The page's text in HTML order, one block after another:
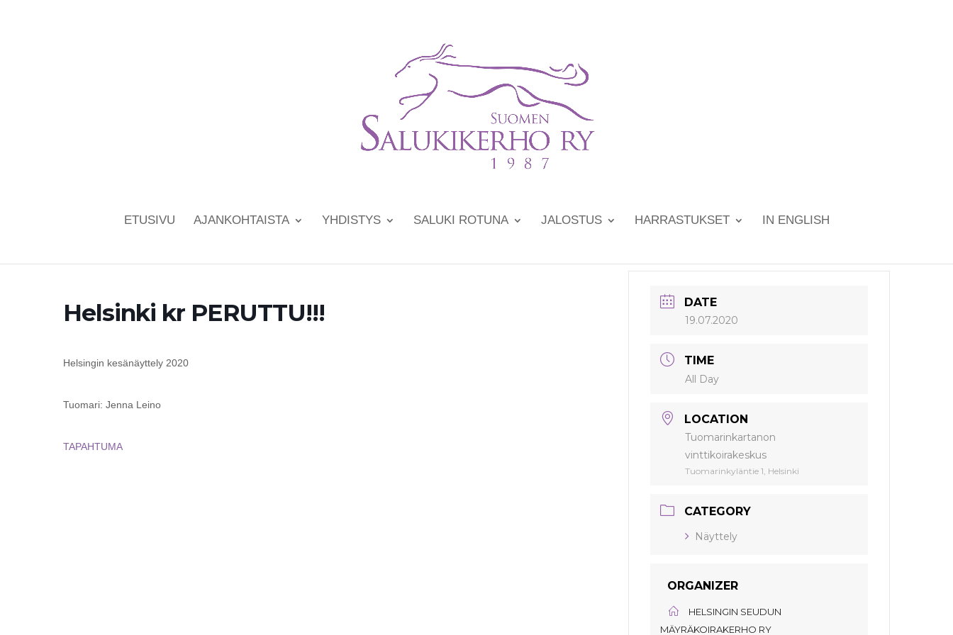
ETUSIVU AJANKOHTAISTA YHDISTYS SALUKI ROTUNA JALOSTUS HARRASTUKSET IN ENGLISH
Helsinki kr PERUTTU!!!
Helsingin kesänäyttely 2020
Tuomari: Jenna Leino
TAPAHTUMA
DATE
19.07.2020
TIME
All Day
LOCATION
Tuomarinkartanon
vinttikoirakeskus
Tuomarinkyläntie 1, Helsinki
CATEGORY
Näyttely
ORGANIZER
HELSINGIN SEUDUN
MÄYRÄKOIRAKERHO RY